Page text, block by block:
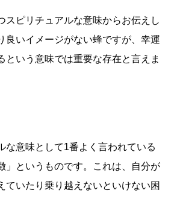
スピリチュアルな意味からお伝えし
良いイメージがない蜂ですが、幸運
という意味では重要な存在と言えま
な意味として1番よく言われている
」というものです。これは、自分が
ていたり乗り越えないといけない困